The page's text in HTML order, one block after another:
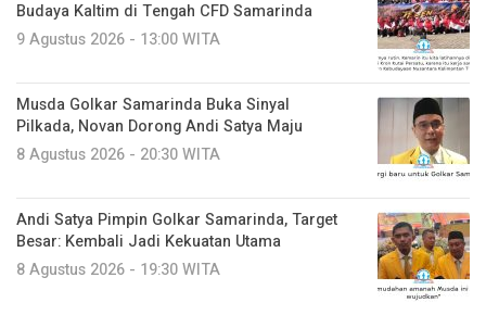
Budaya Kaltim di Tengah CFD Samarinda
9 Agustus 2026 - 13:00 WITA
Musda Golkar Samarinda Buka Sinyal
Pilkada, Novan Dorong Andi Satya Maju
8 Agustus 2026 - 20:30 WITA
Andi Satya Pimpin Golkar Samarinda, Target
Besar: Kembali Jadi Kekuatan Utama
8 Agustus 2026 - 19:30 WITA